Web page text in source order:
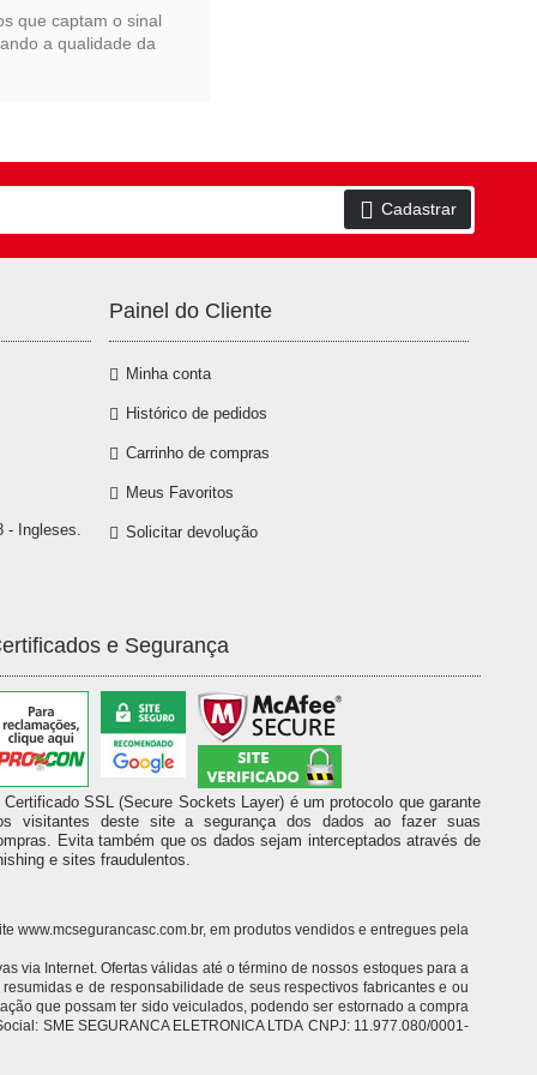
que captam o sinal
a qualidade da
Cadastrar
- Ingleses.
Painel do Cliente
Minha conta
Histórico de pedidos
Carrinho de compras
Meus Favoritos
Solicitar devolução
e Segurança
Certificado SSL (Secure Sockets Layer) é um protocolo que garante
visitantes deste site a segurança dos dados ao fazer suas
Evita também que os dados sejam interceptados através de
e sites fraudulentos.
www.mcsegurancasc.com.br, em produtos vendidos e entregues pela
via Internet. Ofertas válidas até o término de nossos estoques para a
e de responsabilidade de seus respectivos fabricantes e ou
que possam ter sido veiculados, podendo ser estornado a compra
SME SEGURANCA ELETRONICA LTDA CNPJ: 11.977.080/0001-